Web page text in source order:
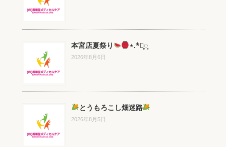
本宮店夏祭り ⋆.*⃝̥◌̥
2026年8月6日
とうもろこし畑迷路
2026年8月5日